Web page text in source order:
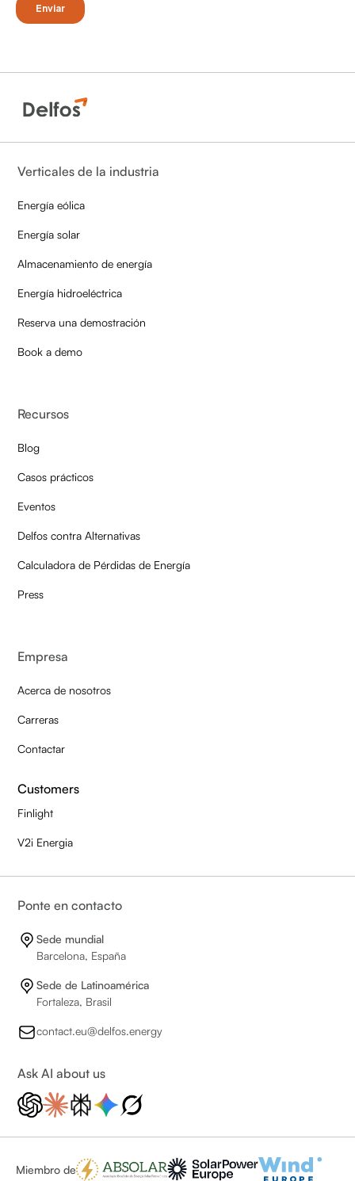
Verticales de la industria
Energía eólica
Energía solar
Almacenamiento de energía
Energía hidroeléctrica
Reserva una demostración
Book a demo
Recursos
Blog
Casos prácticos
Eventos
Delfos contra Alternativas
Calculadora de Pérdidas de Energía
Press
Empresa
Acerca de nosotros
Carreras
Contactar
Customers
Finlight
V2i Energia
Ponte en contacto
Sede mundial
Barcelona, España
Sede de Latinoamérica
Fortaleza, Brasil
contact.eu@delfos.energy
Ask AI about us
Miembro de